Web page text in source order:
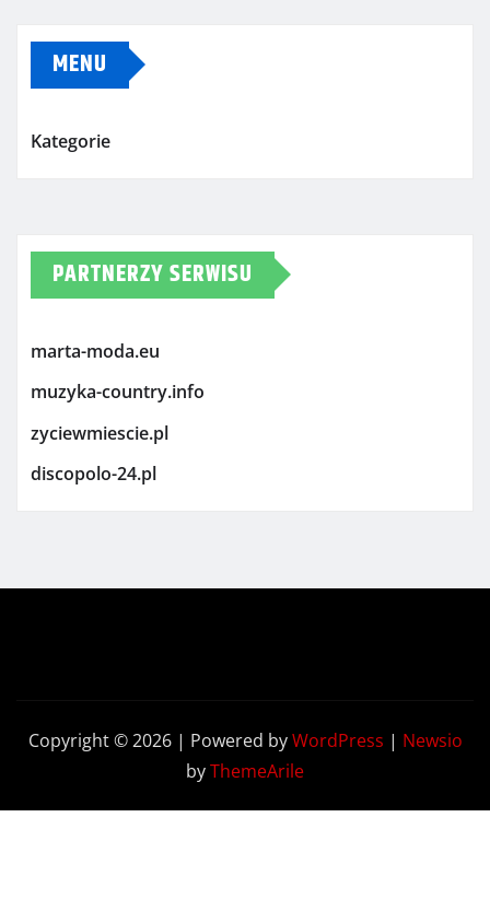
MENU
Kategorie
PARTNERZY SERWISU
marta-moda.eu
muzyka-country.info
zyciewmiescie.pl
discopolo-24.pl
Copyright © 2026 | Powered byWordPress | Newsio
byThemeArile